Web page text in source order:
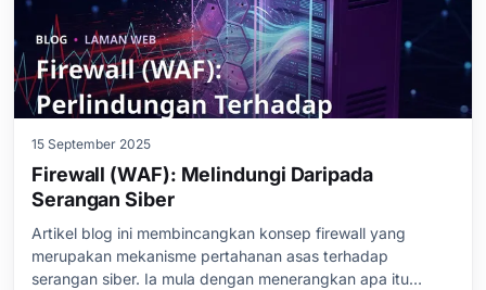
15 September 2025
Firewall (WAF): Melindungi Daripada
Serangan Siber
Artikel blog ini membincangkan konsep firewall yang
merupakan mekanisme pertahanan asas terhadap
serangan siber. Ia mula dengan menerangkan apa itu